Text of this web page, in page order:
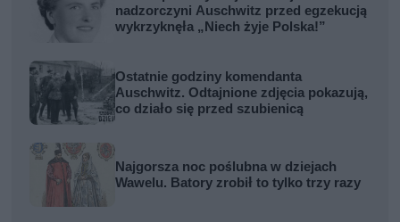
nadzorczyni Auschwitz przed egzekucją
wykrzyknęła „Niech żyje Polska!”
Ostatnie godziny komendanta
Auschwitz. Odtajnione zdjęcia pokazują,
co działo się przed szubienicą
Najgorsza noc poślubna w dziejach
Wawelu. Batory zrobił to tylko trzy razy